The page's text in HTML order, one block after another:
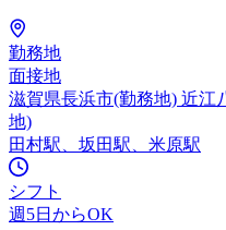
勤務地
面接地
滋賀県長浜市(勤務地) 近江
地)
田村駅、坂田駅、米原駅
シフト
週5日からOK